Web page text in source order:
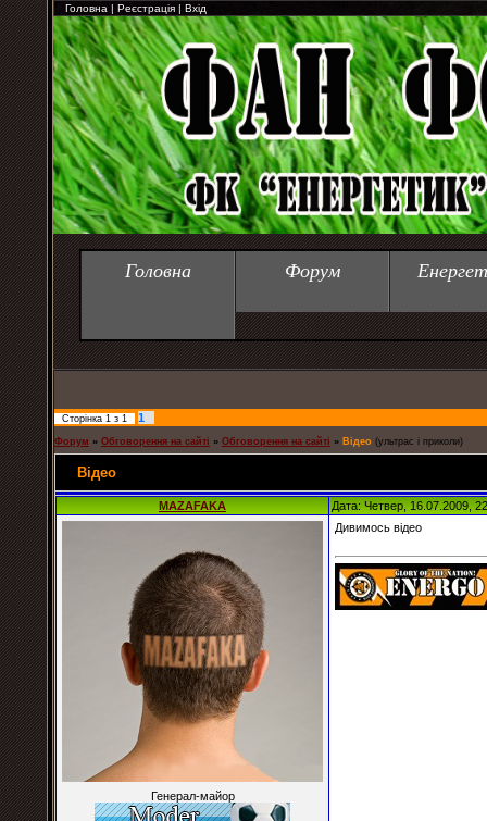
Головна | Реєстрація | Вхід
Головна Форум
Сторінка 1 з 1 1
Форум » Обговорення на сайті » Обговорення на сайті » Відео (ультрас і приколи)
Відео
MAZAFAKA Дата: Четвер, 16.07.2009,
Генерал-майор
Дивимось відео